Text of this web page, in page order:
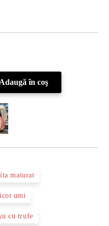
maturat
umi
cu trufe